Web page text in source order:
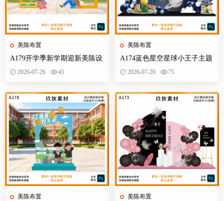
美陈布置
A179开学季新学期迎新美陈设
计素材校园活动布置KT板背景
2026-07-26 45
美陈布置
美陈布置
A174蓝色星空星球小王子主题
宝宝宴百天十岁生日舞台设计
2026-07-20 75
美陈布置